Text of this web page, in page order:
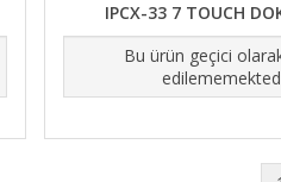
IPCX-33 7 TOUCH
Bu ürün geçici